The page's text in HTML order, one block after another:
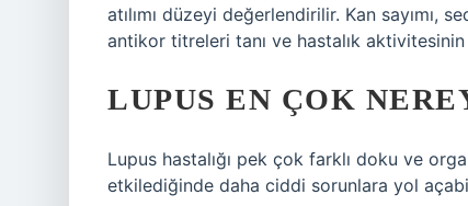
atılımı düzeyi değerlendirilir. Kan sayımı,
antikor titreleri tanı ve hastalık
LUPUS EN ÇOK
Lupus hastalığı pek çok farklı doku ve
etkilediğinde daha ciddi sorunlara yol